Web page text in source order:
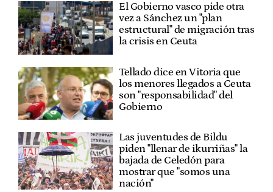
El Gobierno vasco pide otra
vez a Sánchez un "plan
estructural" de migración tras
la crisis en Ceuta
Tellado dice en Vitoria que
los menores llegados a Ceuta
son "responsabilidad" del
Gobierno
Las juventudes de Bildu
piden "llenar de ikurriñas" la
bajada de Celedón para
mostrar que "somos una
nación"